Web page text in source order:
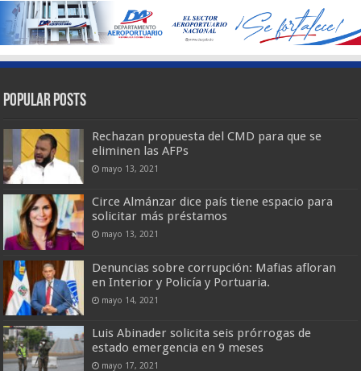
Popular Posts
Rechazan propuesta del CMD para que se
eliminen las AFPs
mayo 13, 2021
Circe Almánzar dice país tiene espacio para
solicitar más préstamos
mayo 13, 2021
Denuncias sobre corrupción: Mafias afloran
en Interior y Policía y Portuaria.
mayo 14, 2021
Luis Abinader solicita seis prórrogas de
estado emergencia en 9 meses
mayo 17, 2021